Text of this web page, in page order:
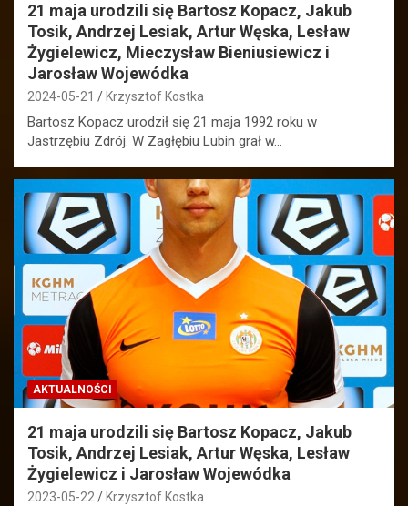
21 maja urodzili się Bartosz Kopacz, Jakub
Tosik, Andrzej Lesiak, Artur Węska, Lesław
Żygielewicz, Mieczysław Bieniusiewicz i
Jarosław Wojewódka
2024-05-21 Krzysztof Kostka
Bartosz Kopacz urodził się 21 maja 1992 roku w
Jastrzębiu Zdrój. W Zagłębiu Lubin grał w…
AKTUALNOŚCI
21 maja urodzili się Bartosz Kopacz, Jakub
Tosik, Andrzej Lesiak, Artur Węska, Lesław
Żygielewicz i Jarosław Wojewódka
2023-05-22 Krzysztof Kostka